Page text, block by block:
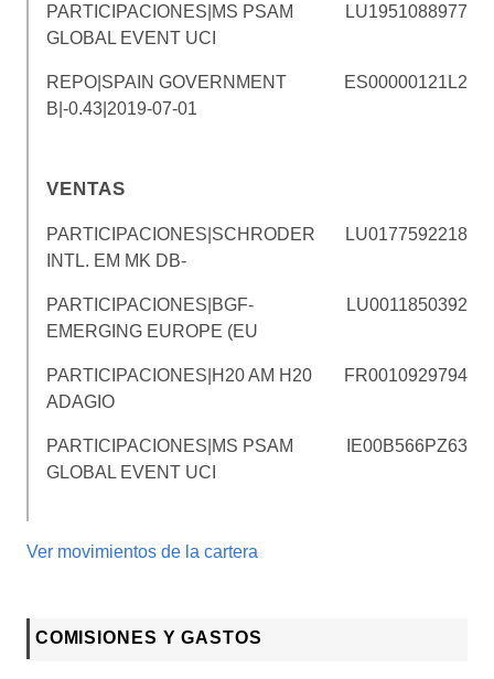
PARTICIPACIONES|MS PSAM
GLOBAL EVENT UCI
LU1951088977
REPO|SPAIN GOVERNMENT
B|-0.43|2019-07-01
ES00000121L2
VENTAS
PARTICIPACIONES|SCHRODER
INTL. EM MK DB-
LU0177592218
PARTICIPACIONES|BGF-
EMERGING EUROPE (EU
LU0011850392
PARTICIPACIONES|H20 AM H20
ADAGIO
FR0010929794
PARTICIPACIONES|MS PSAM
GLOBAL EVENT UCI
IE00B566PZ63
Ver movimientos de la cartera
COMISIONES Y GASTOS